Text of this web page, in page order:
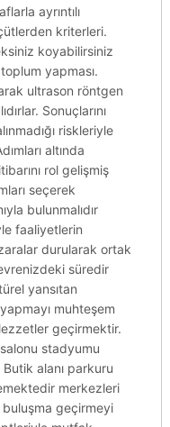
ayrıntılı
kriterleri.
koyabilirsiniz
yapması.
ultrason röntgen
Sonuçlarını
riskleriyle
altında
rol gelişmiş
seçerek
bulunmalıdır
faaliyetlerin
durularak ortak
süredir
yansıtan
muhteşem
geçirmektir.
stadyumu
alanı parkuru
merkezleri
buluşma geçirmeyi